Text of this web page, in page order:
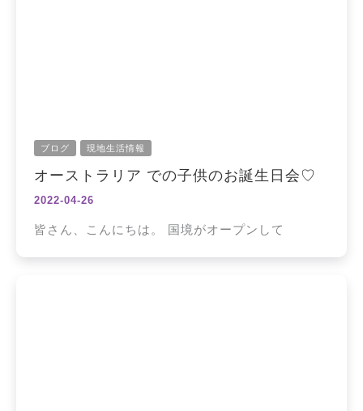
ブログ 現地生活情報
オーストラリア での子供のお誕生日会♡
2022-04-26
皆さん、こんにちは。 国境がオープンして